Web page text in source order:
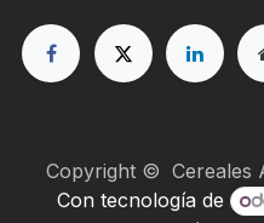
Copyright © Cereales
Con tecnología de